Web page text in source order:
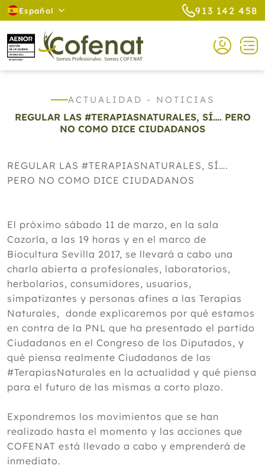
Español 913 142 458
ACTUALIDAD - NOTICIAS
REGULAR LAS #TERAPIASNATURALES, SÍ…. PERO
NO COMO DICE CIUDADANOS
REGULAR LAS #TERAPIASNATURALES, SÍ….
PERO NO COMO DICE CIUDADANOS
El próximo sábado 11 de marzo, en la sala
Cazorla, a las 19 horas y en el marco de
Biocultura Sevilla 2017, se llevará a cabo una
charla abierta a profesionales, laboratorios,
herbolarios, consumidores, usuarios,
simpatizantes y personas afines a las Terapias
Naturales, donde explicaremos por qué estamos
en contra de la PNL que ha presentado el partido
Ciudadanos en el Congreso de los Diputados, y
qué piensa realmente Ciudadanos de las
#TerapiasNaturales en la actualidad y qué piensa
para el futuro de las mismas a corto plazo.
Expondremos los movimientos que se han
realizado hasta el momento y las acciones que
COFENAT está llevado a cabo y emprenderá de
inmediato.